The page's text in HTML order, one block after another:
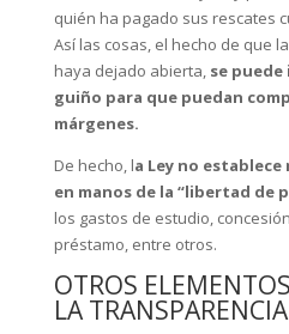
quién ha pagado sus rescates
Así las cosas, el hecho de que
haya dejado abierta, se
guiño para que puedan
márgenes.
De hecho, la Ley no
en manos de la “libertad de
los gastos de estudio,
préstamo, entre otros.
OTROS
LA TRANSPARENCIA